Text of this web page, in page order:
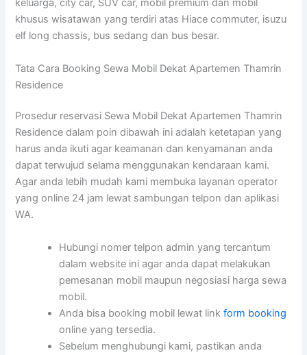
keluarga, city car, SUV car, mobil premium dan mobil
khusus wisatawan yang terdiri atas Hiace commuter, isuzu
elf long chassis, bus sedang dan bus besar.
Tata Cara Booking Sewa Mobil Dekat Apartemen Thamrin
Residence
Prosedur reservasi Sewa Mobil Dekat Apartemen Thamrin
Residence dalam poin dibawah ini adalah ketetapan yang
harus anda ikuti agar keamanan dan kenyamanan anda
dapat terwujud selama menggunakan kendaraan kami.
Agar anda lebih mudah kami membuka layanan operator
yang online 24 jam lewat sambungan telpon dan aplikasi
WA.
Hubungi nomer telpon admin yang tercantum
dalam website ini agar anda dapat melakukan
pemesanan mobil maupun negosiasi harga sewa
mobil.
Anda bisa booking mobil lewat linkform booking
online yang tersedia.
Sebelum menghubungi kami, pastikan anda